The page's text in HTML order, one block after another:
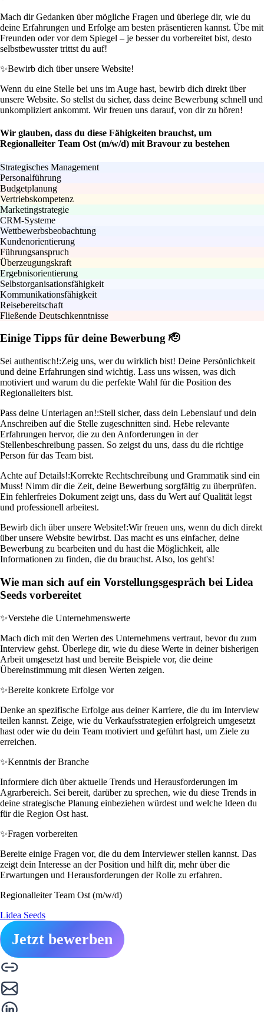
Mach dir Gedanken über mögliche Fragen und überlege dir, wie du
deine Erfahrungen und Erfolge am besten präsentieren kannst. Übe mit
Freunden oder vor dem Spiegel – je besser du vorbereitet bist, desto
selbstbewusster trittst du auf!
✨Bewirb dich über unsere Website!
Wenn du eine Stelle bei uns im Auge hast, bewirb dich direkt über
unsere Website. So stellst du sicher, dass deine Bewerbung schnell und
unkompliziert ankommt. Wir freuen uns darauf, von dir zu hören!
Wir glauben, dass du diese Fähigkeiten brauchst, um
Regionalleiter Team Ost (m/w/d) mit Bravour zu bestehen
Strategisches Management
Personalführung
Budgetplanung
Vertriebskompetenz
Marketingstrategie
CRM-Systeme
Wettbewerbsbeobachtung
Kundenorientierung
Führungsanspruch
Überzeugungskraft
Ergebnisorientierung
Selbstorganisationsfähigkeit
Kommunikationsfähigkeit
Reisebereitschaft
Fließende Deutschkenntnisse
Einige Tipps für deine Bewerbung 🫡
Sei authentisch!:Zeig uns, wer du wirklich bist! Deine Persönlichkeit
und deine Erfahrungen sind wichtig. Lass uns wissen, was dich
motiviert und warum du die perfekte Wahl für die Position des
Regionalleiters bist.
Pass deine Unterlagen an!:Stell sicher, dass dein Lebenslauf und dein
Anschreiben auf die Stelle zugeschnitten sind. Hebe relevante
Erfahrungen hervor, die zu den Anforderungen in der
Stellenbeschreibung passen. So zeigst du uns, dass du die richtige
Person für das Team bist.
Achte auf Details!:Korrekte Rechtschreibung und Grammatik sind ein
Muss! Nimm dir die Zeit, deine Bewerbung sorgfältig zu überprüfen.
Ein fehlerfreies Dokument zeigt uns, dass du Wert auf Qualität legst
und professionell arbeitest.
Bewirb dich über unsere Website!:Wir freuen uns, wenn du dich direkt
über unsere Website bewirbst. Das macht es uns einfacher, deine
Bewerbung zu bearbeiten und du hast die Möglichkeit, alle
Informationen zu finden, die du brauchst. Also, los geht's!
Wie man sich auf ein Vorstellungsgespräch bei Lidea
Seeds vorbereitet
✨Verstehe die Unternehmenswerte
Mach dich mit den Werten des Unternehmens vertraut, bevor du zum
Interview gehst. Überlege dir, wie du diese Werte in deiner bisherigen
Arbeit umgesetzt hast und bereite Beispiele vor, die deine
Übereinstimmung mit diesen Werten zeigen.
✨Bereite konkrete Erfolge vor
Denke an spezifische Erfolge aus deiner Karriere, die du im Interview
teilen kannst. Zeige, wie du Verkaufsstrategien erfolgreich umgesetzt
hast oder wie du dein Team motiviert und geführt hast, um Ziele zu
erreichen.
✨Kenntnis der Branche
Informiere dich über aktuelle Trends und Herausforderungen im
Agrarbereich. Sei bereit, darüber zu sprechen, wie du diese Trends in
deine strategische Planung einbeziehen würdest und welche Ideen du
für die Region Ost hast.
✨Fragen vorbereiten
Bereite einige Fragen vor, die du dem Interviewer stellen kannst. Das
zeigt dein Interesse an der Position und hilft dir, mehr über die
Erwartungen und Herausforderungen der Rolle zu erfahren.
Regionalleiter Team Ost (m/w/d)
Lidea Seeds
Jetzt bewerben